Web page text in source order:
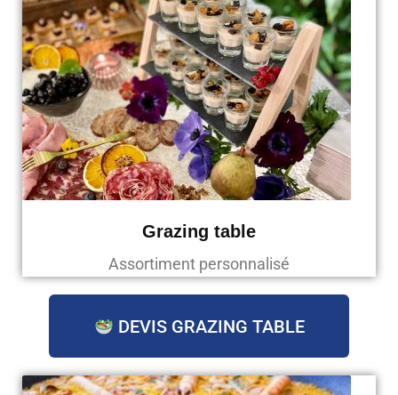
Grazing table
Assortiment personnalisé
DEVIS GRAZING TABLE